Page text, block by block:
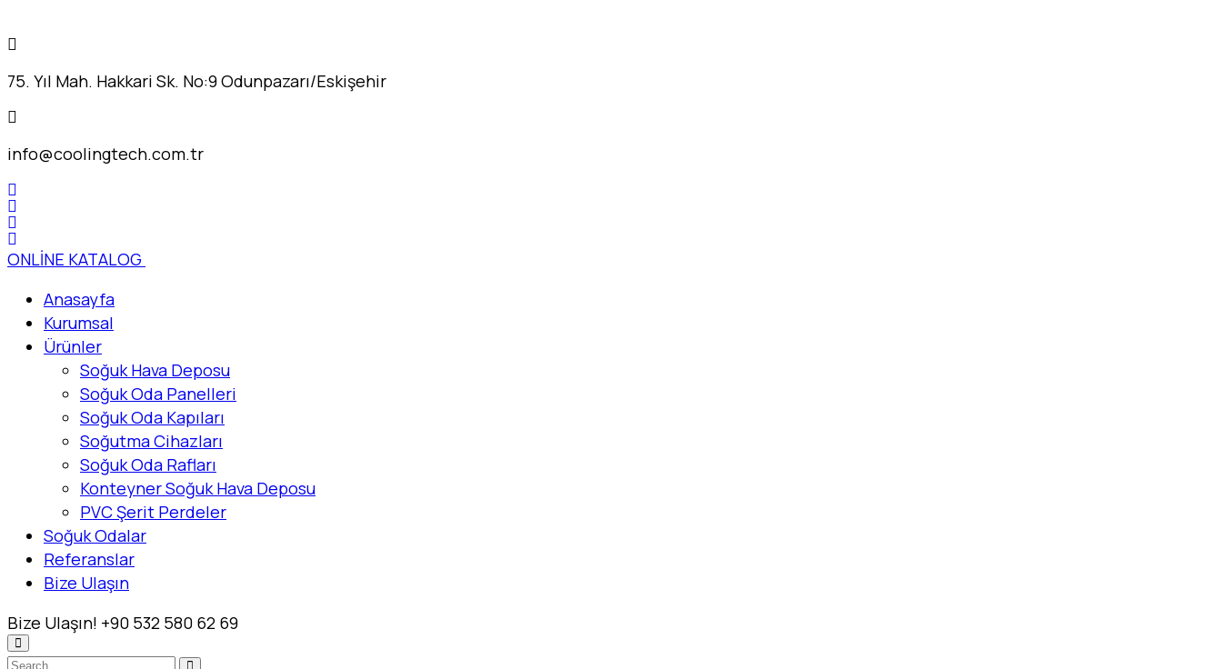
75. Yıl Mah. Hakkari Sk. No:9 Odunpazarı/Eskişehir
info@coolingtech.com.tr
ONLİNE KATALOG
Anasayfa
Kurumsal
Ürünler
Soğuk Hava Deposu
Soğuk Oda Panelleri
Soğuk Oda Kapıları
Soğutma Cihazları
Soğuk Oda Rafları
Konteyner Soğuk Hava Deposu
PVC Şerit Perdeler
Soğuk Odalar
Referanslar
Bize Ulaşın
Bize Ulaşın! +90 532 580 62 69